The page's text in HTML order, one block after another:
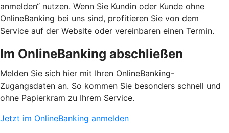
anmelden“ nutzen. Wenn Sie Kundin oder Kunde ohne
OnlineBanking bei uns sind, profitieren Sie von dem
Service auf der Website oder vereinbaren einen Termin.
Im OnlineBanking abschließen
Melden Sie sich hier mit Ihren OnlineBanking-
Zugangsdaten an. So kommen Sie besonders schnell und
ohne Papierkram zu Ihrem Service.
Jetzt im OnlineBanking anmelden